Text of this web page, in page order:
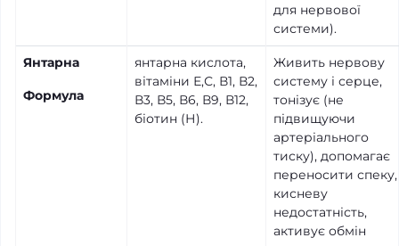
для нервової
системи).
Янтарна
Формула
янтарна кислота,
вітаміни Е,С, В1, В2,
В3, В5, В6, В9, В12,
біотин (Н).
Живить нервову
систему і серце,
тонізує (не
підвищуючи
артеріального
тиску), допомагає
переносити спеку,
кисневу
недостатність,
активує обмін